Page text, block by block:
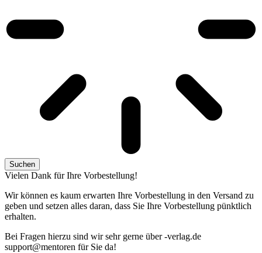
Suchen
Vielen Dank für Ihre Vorbestellung!
Wir können es kaum erwarten Ihre Vorbestellung in den Versand zu
geben und setzen alles daran, dass Sie Ihre Vorbestellung pünktlich
erhalten.
Bei Fragen hierzu sind wir sehr gerne übered.galrev-
nerotnem
@troppus für Sie da!